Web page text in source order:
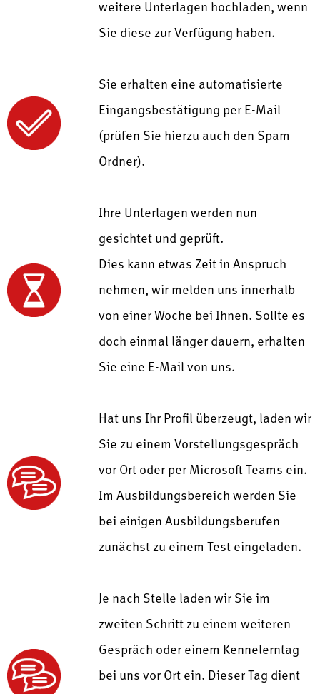
weitere Unterlagen hochladen, wenn
Sie diese zur Verfügung haben.
Sie erhalten eine automatisierte
Eingangsbestätigung per E-Mail
(prüfen Sie hierzu auch den Spam
Ordner).
Ihre Unterlagen werden nun
gesichtet und geprüft.
Dies kann etwas Zeit in Anspruch
nehmen, wir melden uns innerhalb
von einer Woche bei Ihnen. Sollte es
doch einmal länger dauern, erhalten
Sie eine E-Mail von uns.
Hat uns Ihr Profil überzeugt, laden wir
Sie zu einem Vorstellungsgespräch
vor Ort oder per Microsoft Teams ein.
Im Ausbildungsbereich werden Sie
bei einigen Ausbildungsberufen
zunächst zu einem Test eingeladen.
Je nach Stelle laden wir Sie im
zweiten Schritt zu einem weiteren
Gespräch oder einem Kennelerntag
bei uns vor Ort ein. Dieser Tag dient